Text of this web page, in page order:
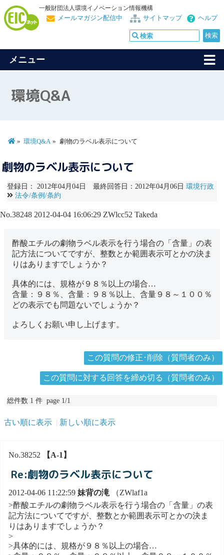
一般財団法人環境イノベーション情報機構
ヘルプ
サイトマップ
メールマガジン配信中
メニュー
環境Q&A
環境Q&A 劇物のラベル表示について
劇物のラベル表示について
登録日： 2012年04月04日 最終回答日：2012年04月06日 環境行政
法令/条例/条約
No.38248 2012-04-04 16:06:29 ZWlcc52 Takeda
酢酸エチルの劇物ラベル表示を行う場合の「含量」の表
記方法についてですが、整数とか範囲表示可とかの決ま
りはありますでしょうか？
具体的には、規格が９８％以上の場合…
含量：９８％、含量：９８％以上、含量９８～１００％
どの表示でも問題ないでしょうか？
よろしくお願い申し上げます。
この質問の修正･削除（質問者のみ）
この質問に対する回答を締め切る（質問者のみ）
総件数 1 件 page 1/1
古い順に表示 新しい順に表示
No.38252 【A-1】
Re:劇物のラベル表示について
2012-04-06 11:22:59 妹背の滝 （ZWlaf1a
>酢酸エチルの劇物ラベル表示を行う場合の「含量」の表
記方法についてですが、整数とか範囲表示可とかの決ま
りはありますでしょうか？
>
>具体的には、規格が９８％以上の場合…